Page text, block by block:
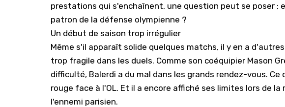
prestations qui s'enchaînent, une question peut se poser :
patron de la défense olympienne ?
Un début de saison trop irrégulier
Même s'il apparaît solide quelques matchs, il y en a
trop fragile dans les duels. Comme son coéquipier Mason
difficulté, Balerdi a du mal dans les grands rendez-vous.
rouge face à l'OL. Et il a encore affiché ses limites lors de
l'ennemi parisien.